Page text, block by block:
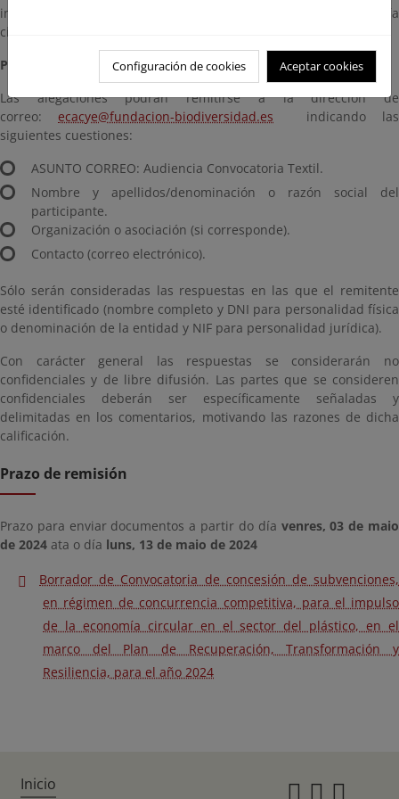
innovación del tejido industrial en el marco de una economía
circular.
Presentación de alegaciones:
Las alegaciones podrán remitirse a la dirección de
correo: ecacye@fundacion-biodiversidad.es indicando las
siguientes cuestiones:
ASUNTO CORREO: Audiencia Convocatoria Textil.
Nombre y apellidos/denominación o razón social del
participante.
Organización o asociación (si corresponde).
Contacto (correo electrónico).
Sólo serán consideradas las respuestas en las que el remitente
esté identificado (nombre completo y DNI para personalidad física
o denominación de la entidad y NIF para personalidad jurídica).
Con carácter general las respuestas se considerarán no
confidenciales y de libre difusión. Las partes que se consideren
confidenciales deberán ser específicamente señaladas y
delimitadas en los comentarios, motivando las razones de dicha
calificación.
Prazo de remisión
Prazo para enviar documentos a partir do día venres, 03 de maio
de 2024 ata o día luns, 13 de maio de 2024
Borrador de Convocatoria de concesión de subvenciones,
en régimen de concurrencia competitiva, para el impulso
de la economía circular en el sector del plástico, en el
marco del Plan de Recuperación, Transformación y
Resiliencia, para el año 2024
Configuración de cookies Aceptar cookies
Inicio